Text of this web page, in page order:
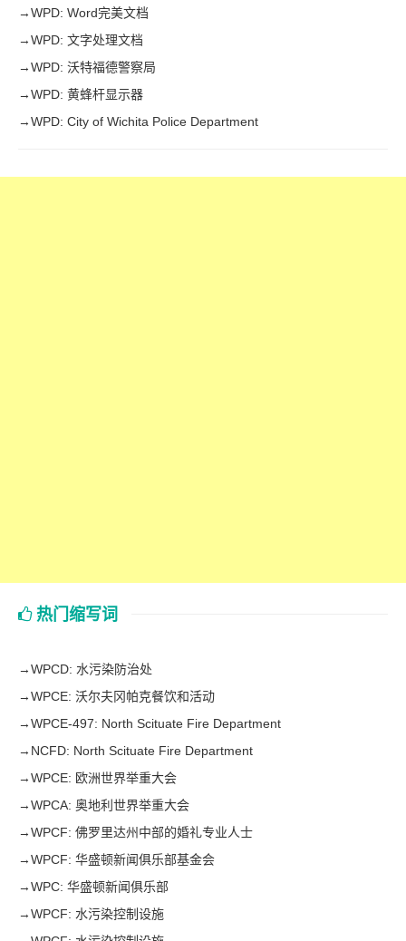
→WPD: Word完美文档
→WPD: 文字处理文档
→WPD: 沃特福德警察局
→WPD: 黄蜂杆显示器
→WPD: City of Wichita Police Department
热门缩写词
→WPCD: 水污染防治处
→WPCE: 沃尔夫冈帕克餐饮和活动
→WPCE-497: North Scituate Fire Department
→ NCFD: North Scituate Fire Department
→WPCE: 欧洲世界举重大会
→WPCA: 奥地利世界举重大会
→WPCF: 佛罗里达州中部的婚礼专业人士
→WPCF: 华盛顿新闻俱乐部基金会
→WPC: 华盛顿新闻俱乐部
→WPCF: 水污染控制设施